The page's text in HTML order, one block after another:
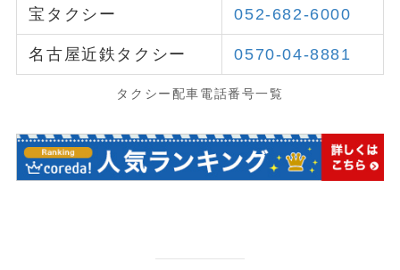
宝タクシー 052-682-6000
名古屋近鉄タクシー 0570-04-8881
タクシー配車電話番号一覧